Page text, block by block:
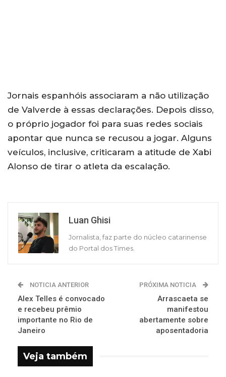
Jornais espanhóis associaram a não utilização
de Valverde à essas declarações. Depois disso,
o próprio jogador foi para suas redes sociais
apontar que nunca se recusou a jogar. Alguns
veículos, inclusive, criticaram a atitude de Xabi
Alonso de tirar o atleta da escalação.
Luan Ghisi
Jornalista, faz parte do núcleo catarinense
do Portal dos Times.
NOTICIA ANTERIOR
Alex Telles é convocado
e recebeu prêmio
importante no Rio de
Janeiro
PRÓXIMA NOTICIA
Arrascaeta se
manifestou
abertamente sobre
aposentadoria
Veja também